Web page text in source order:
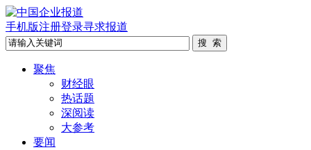
手机版注册登录寻求报道
聚焦
财经眼
热话题
深阅读
大参考
要闻